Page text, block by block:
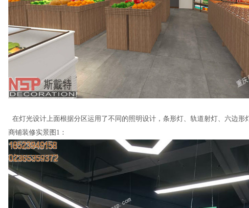
在灯光设计上面根据分区运用了不同的照明设计，条形灯、轨道射灯、六边形
商铺装修实景图1：